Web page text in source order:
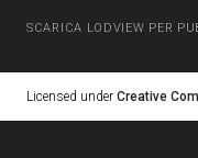
SCARICA LODVIEW PER
Licensed under Creative